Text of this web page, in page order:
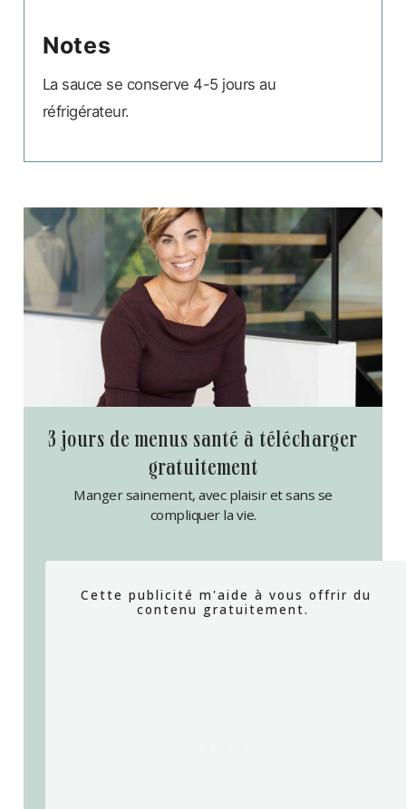
Notes
La sauce se conserve 4-5 jours au
réfrigérateur.
3 jours de menus santé à télécharger
gratuitement
Manger sainement, avec plaisir et sans se
compliquer la vie.